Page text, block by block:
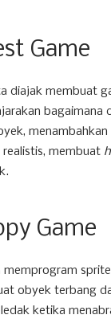
Game
diajak membuat
bagaimana
menambahkan
membuat
Game
memprogram
obyek terbang
ketika